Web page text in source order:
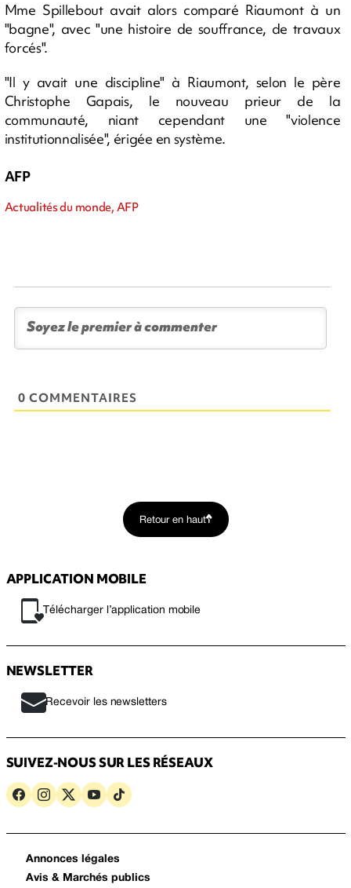
Mme Spillebout avait alors comparé Riaumont à un
"bagne", avec "une histoire de souffrance, de travaux
forcés".
"Il y avait une discipline" à Riaumont, selon le père
Christophe Gapais, le nouveau prieur de la
communauté, niant cependant une "violence
institutionnalisée", érigée en système.
AFP
Actualités du monde, AFP
0 COMMENTAIRES
Retour en haut
APPLICATION MOBILE
Télécharger l’application mobile
NEWSLETTER
Recevoir les newsletters
SUIVEZ-NOUS SUR LES RÉSEAUX
Annonces légales
Avis & Marchés publics